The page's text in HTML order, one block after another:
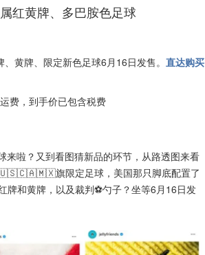
红黄牌、多巴胺色足球
黄牌、限定新色足球6月16日发售。 直达购买
费，到手价已包含税费
来啦？又到看图猜新品的环节，从路透图来看
🇺🇸🇨🇦🇲🇽旗限定足球，美国那只脚底配置了
牌和黄牌，以及裁判⚽️勺子？坐等6月16日发